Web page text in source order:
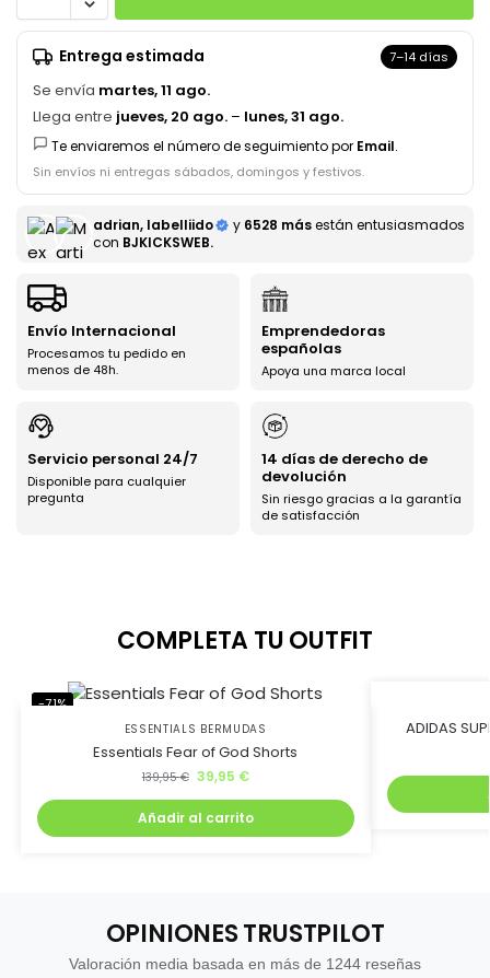
Entrega estimada 7–14 días
Se envía martes, 11 ago.
Llega entre jueves, 20 ago. – lunes, 31 ago.
Te enviaremos el número de seguimiento por Email.
Sin envíos ni entregas sábados, domingos y festivos.
adrian, labelliido y 6528 másestán entusiasmados
con BJKICKSWEB.
Envío Internacional
Procesamos tu pedido en
menos de 48h.
Emprendedoras
españolas
Apoya una marca local
Servicio personal 24/7
Disponible para cualquier
pregunta
14 días de derecho de
devolución
Sin riesgo gracias a la garantía
de satisfacción
COMPLETA TU OUTFIT
-71%
ESSENTIALS BERMUDAS
Essentials Fear of God Shorts
139,95€ 39,95 €
Añadir al carrito
ADIDAS
OPINIONES TRUSTPILOT
Valoración media basada en más de 1244 reseñas